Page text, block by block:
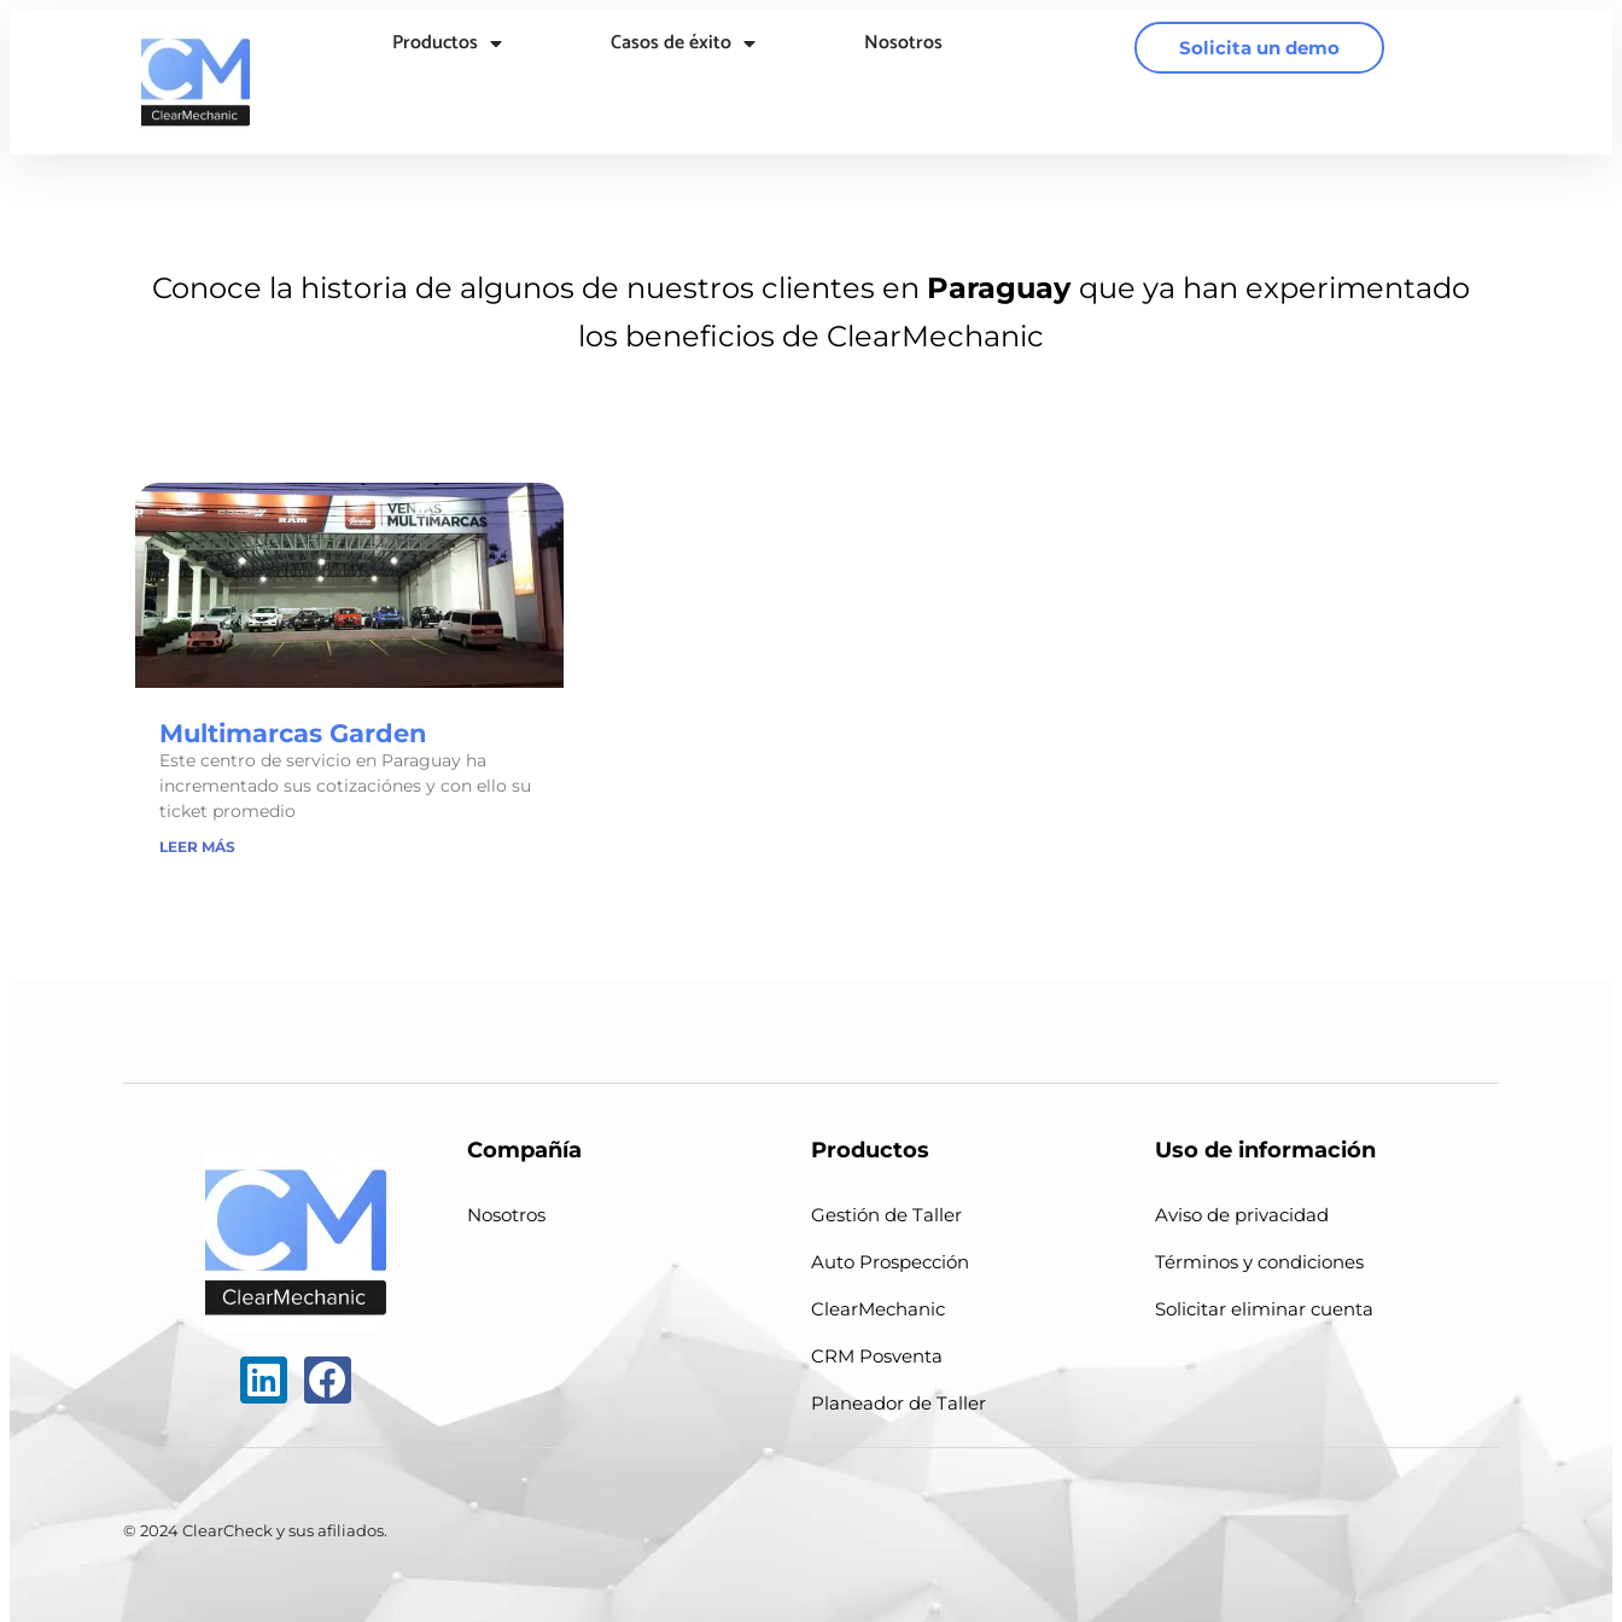
Productos Casos de éxito Nosotros Solicita un demo
Conoce la historia de algunos de nuestros clientes en Paraguay que ya han experimentado
los beneficios de ClearMechanic
Multimarcas Garden
Este centro de servicio en Paraguay ha
incrementado sus cotizaciónes y con ello su
ticket promedio
LEER MÁS
Compañía
Nosotros
Productos
Gestión de Taller
Auto Prospección
ClearMechanic
CRM Posventa
Planeador de Taller
Uso de información
Aviso de privacidad
Términos y condiciones
Solicitar eliminar cuenta
© 2024 ClearCheck y sus afiliados.